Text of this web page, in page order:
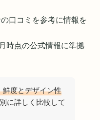
口コミを参考に情報を
時点の公式情報に準拠
鮮度とデザイン性
に詳しく比較して